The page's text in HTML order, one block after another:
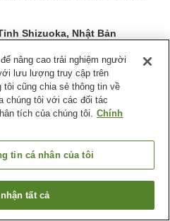
Shizuoka, Nhật Bản
lượt
Thành phố Hamamatsu
trống
nâng cao trải nghiệm người
lưu lượng truy cập trên
tôi cũng chia sẻ thông tin về
chúng tôi với các đối tác
tích của chúng tôi. Chính
tin cá nhân của tôi
tất cả